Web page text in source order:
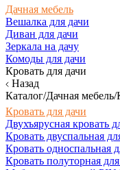
Дачная мебель
Вешалка для дачи
Диван для дачи
Зеркала на дачу
Комоды для дачи
Кровать для дачи
Назад
Каталог/Дачная мебель/
Кровать для дачи
Двухъярусная кровать
Кровать двуспальная
Кровать односпальная
Кровать полуторная